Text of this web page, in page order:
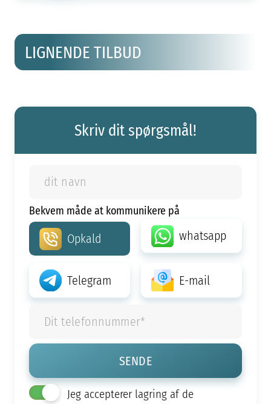
LIGNENDE TILBUD
Skriv dit spørgsmål!
Bekvem måde at kommunikere på
Opkald whatsapp
Telegram E-mail
Jeg accepterer lagring af de